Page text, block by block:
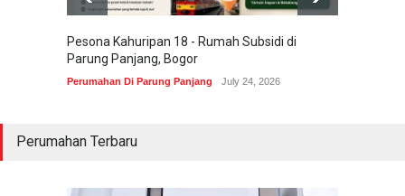
Pesona Kahuripan 18 - Rumah Subsidi di
Parung Panjang, Bogor
Perumahan Di Parung Panjang July 24, 2026
Perumahan Terbaru